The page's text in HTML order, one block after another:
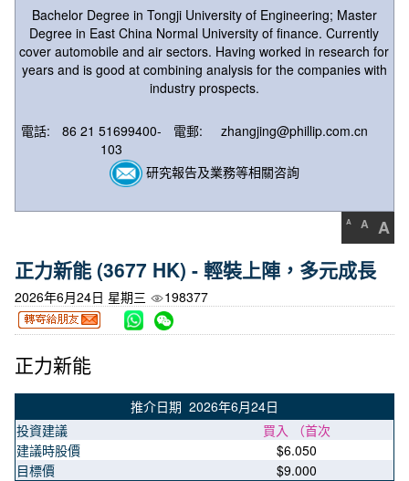
Bachelor Degree in Tongji University of Engineering; Master
Degree in East China Normal University of finance. Currently
cover automobile and air sectors. Having worked in research for
years and is good at combining analysis for the companies with
industry prospects.
電話:
86 21 51699400-
103
電郵: zhangjing@phillip.com.cn
研究報告及業務等相關咨詢
A A A
正力新能 (3677 HK) - 輕裝上陣，多元成長
2026年6月24日 星期三 198377
正力新能
推介日期 2026年6月24日
投資建議
買入 （首次
建議時股價
$6.050
目標價
$9.000